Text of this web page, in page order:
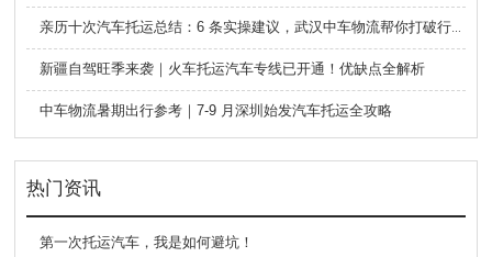
亲历十次汽车托运总结：6 条实操建议，武汉中车物流帮你打破行业信息差
新疆自驾旺季来袭｜火车托运汽车专线已开通！优缺点全解析
中车物流暑期出行参考｜7-9 月深圳始发汽车托运全攻略
热门资讯
第一次托运汽车，我是如何避坑！